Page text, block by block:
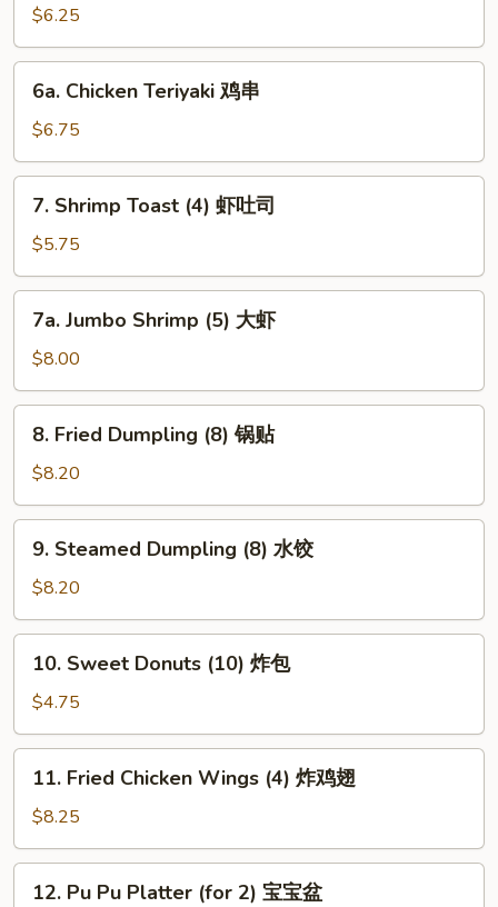
Wonton
(10)
炸
$6.25
Chicken
Teriyaki
鸡
串
6a. Chicken Teriyaki 鸡串
$6.75
Shrimp
Toast
(4)
虾
7. Shrimp Toast (4) 虾吐司
$5.75
Jumbo
Shrimp
(5)
大
7a. Jumbo Shrimp (5) 大虾
$8.00
Fried
Dumpling
(8)
锅
8. Fried Dumpling (8) 锅贴
$8.20
Steamed
Dumpling
(8)
水
9. Steamed Dumpling (8) 水饺
$8.20
Sweet
Donuts
(10)
炸
10. Sweet Donuts (10) 炸包
$4.75
Fried
Chicken
Wings
(4)
11. Fried Chicken Wings (4) 炸鸡翅
$8.25
12. Pu Pu Platter (for 2) 宝宝盆